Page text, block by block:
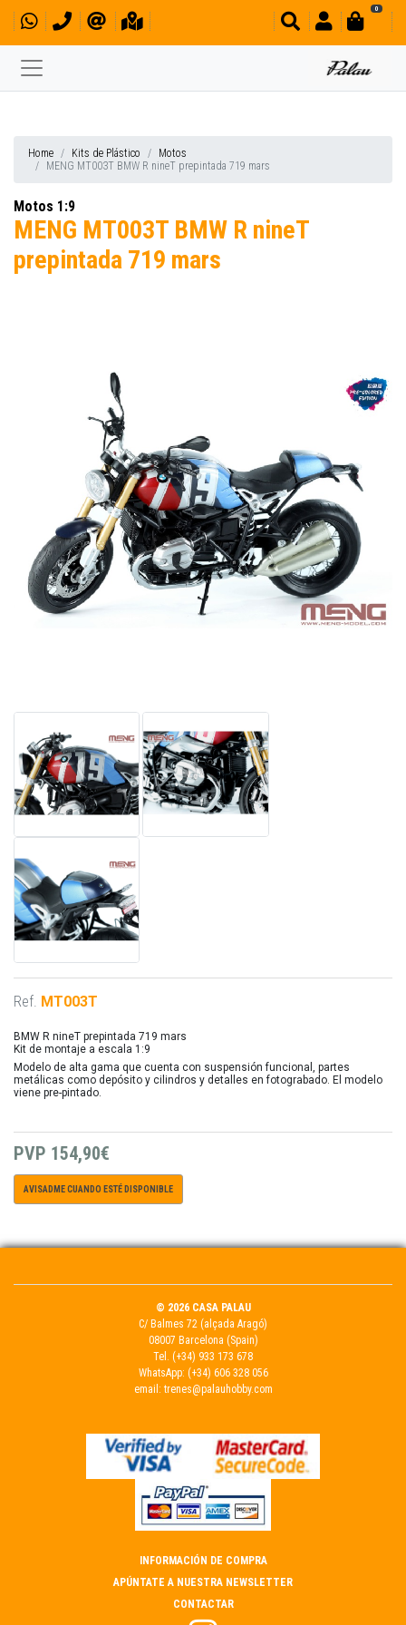
0
Home Kits de Plástico
Motos
MENG MT003T BMW R nineT prepintada 719 mars
Motos 1:9
MENG MT003T BMW R nineT
prepintada 719 mars
Ref. MT003T
BMW R nineT prepintada 719 mars
Kit de montaje a escala 1:9
Modelo de alta gama que cuenta con suspensión funcional, partes
metálicas como depósito y cilindros y detalles en fotograbado. El modelo
viene pre-pintado.
PVP 154,90€
AVISADME CUANDO ESTÉ DISPONIBLE
© 2026 CASA PALAU
C/ Balmes 72 (alçada Aragó)
08007 Barcelona (Spain)
Tel. (+34) 933 173 678
WhatsApp: (+34) 606 328 056
email: trenes@palauhobby.com
INFORMACIÓN DE COMPRA
APÚNTATE A NUESTRA NEWSLETTER
CONTACTAR